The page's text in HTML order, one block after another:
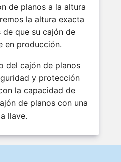
de planos a la altura
la altura exacta
de que su cajón de
en producción.
del cajón de planos
y protección
la capacidad de
de planos con una
llave.